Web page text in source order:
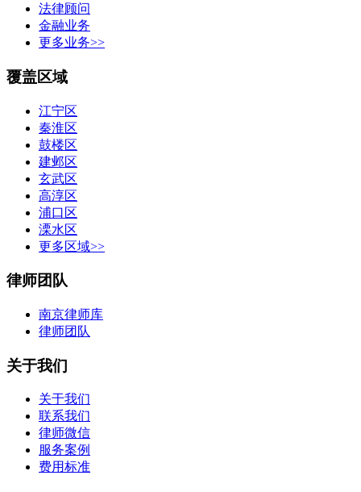
法律顾问
金融业务
更多业务>>
覆盖区域
江宁区
秦淮区
鼓楼区
建邺区
玄武区
高淳区
浦口区
溧水区
更多区域>>
律师团队
南京律师库
律师团队
关于我们
关于我们
联系我们
律师微信
服务案例
费用标准